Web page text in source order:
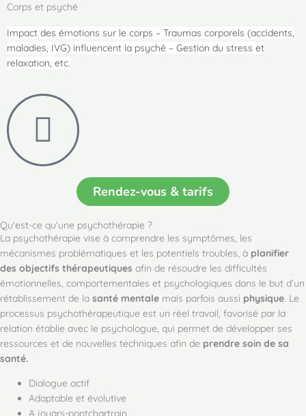
Corps et psyché
Impact des émotions sur le corps – Traumas corporels (accidents,
maladies, IVG) influencent la psyché – Gestion du stress et
relaxation, etc.
Rendez-vous & tarifs
Qu'est-ce qu'une psychothérapie ?
La psychothérapie vise à comprendre les symptômes, les
mécanismes problématiques et les potentiels troubles, à planifier
des objectifs thérapeutiques afin de résoudre les difficultés
émotionnelles, comportementales et psychologiques dans le but d’un
rétablissement de la santé mentale mais parfois aussi physique. Le
processus psychothérapeutique est un réel travail, favorisé par la
relation établie avec le psychologue, qui permet de développer ses
ressources et de nouvelles techniques afin de prendre soin de sa
santé.
Dialogue actif
Adaptable et évolutive
A jouars-pontchartrain